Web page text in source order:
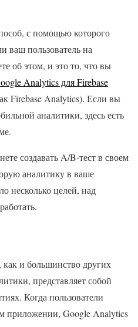
с помощью которого
ваш пользователь на
об этом, и это то, что вы
Analytics для Firebase
Firebase Analytics). Если вы
аналитики, здесь есть
создавать A/B-тест в своем
аналитику в ваше
несколько целей, над
как и большинство других
представляет собой
Когда пользователи
приложении, Google Analytics